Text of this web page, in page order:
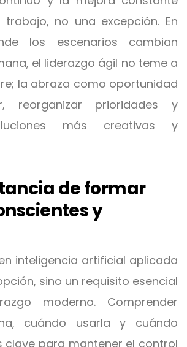
no una excepción. En
los escenarios cambian
el liderazgo ágil no teme a
la abraza como oportunidad
reorganizar prioridades y
más creativas y
de formar
y
inteligencia artificial aplicada
sino un requisito esencial
moderno. Comprender
cuándo usarla y cuándo
clave para mantener el control